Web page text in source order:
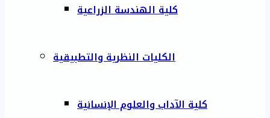
كلية الهندسة الزراعية
الكليات النظرية والتطبيقية
كلية الآداب والعلوم الإنسانية